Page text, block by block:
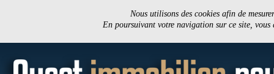
Nous utilisons des cookies afin de
En poursuivant votre navigation sur ce site,